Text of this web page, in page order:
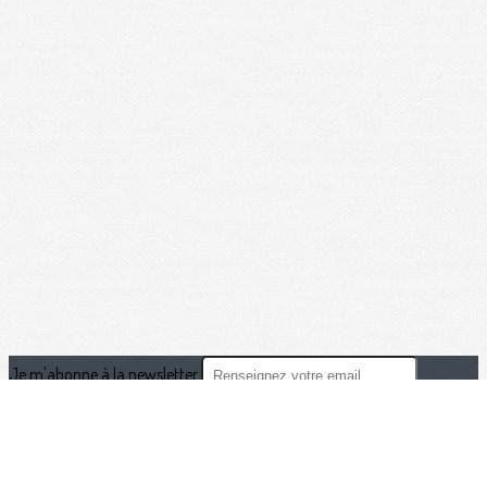
Je m'abonne à la newsletter